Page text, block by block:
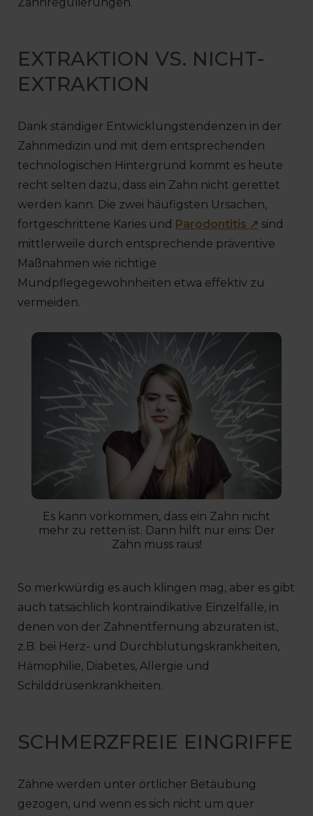
EXTRAKTION VS. NICHT-
EXTRAKTION
Dank ständiger Entwicklungstendenzen in der
Zahnmedizin und mit dem entsprechenden
technologischen Hintergrund kommt es heute
recht selten dazu, dass ein Zahn nicht gerettet
werden kann. Die zwei häufigsten Ursachen,
fortgeschrittene Karies und Parodontitis ↗ sind
mittlerweile durch entsprechende präventive
Maßnahmen wie richtige
Mundpflegegewohnheiten etwa effektiv zu
vermeiden.
Es kann vorkommen, dass ein Zahn nicht
mehr zu retten ist. Dann hilft nur eins: Der
Zahn muss raus!
So merkwürdig es auch klingen mag, aber es gibt
auch tatsächlich kontraindikative Einzelfälle, in
denen von der Zahnentfernung abzuraten ist,
z.B. bei Herz- und Durchblutungskrankheiten,
Hämophilie, Diabetes, Allergie und
Schilddrüsenkrankheiten.
SCHMERZFREIE EINGRIFFE
Zähne werden unter örtlicher Betäubung
gezogen, und wenn es sich nicht um quer